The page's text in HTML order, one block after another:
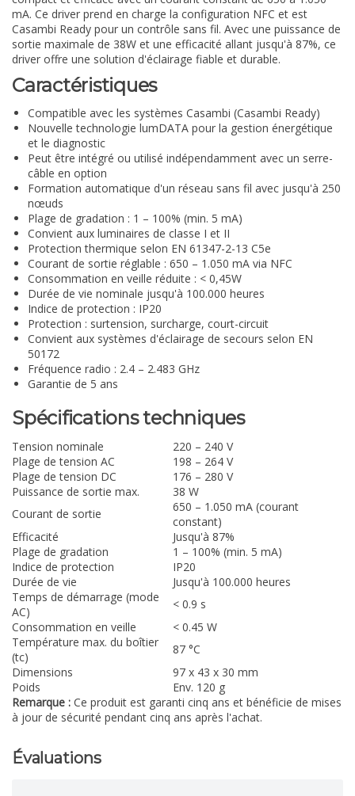
mA. Ce driver prend en charge la configuration NFC et est
Casambi Ready pour un contrôle sans fil. Avec une puissance de
sortie maximale de 38W et une efficacité allant jusqu'à 87%, ce
driver offre une solution d'éclairage fiable et durable.
Caractéristiques
Compatible avec les systèmes Casambi (Casambi Ready)
Nouvelle technologie lumDATA pour la gestion énergétique
et le diagnostic
Peut être intégré ou utilisé indépendamment avec un serre-
câble en option
Formation automatique d'un réseau sans fil avec jusqu'à 250
nœuds
Plage de gradation : 1 – 100% (min. 5 mA)
Convient aux luminaires de classe I et II
Protection thermique selon EN 61347-2-13 C5e
Courant de sortie réglable : 650 – 1.050 mA via NFC
Consommation en veille réduite : < 0,45W
Durée de vie nominale jusqu'à 100.000 heures
Indice de protection : IP20
Protection : surtension, surcharge, court-circuit
Convient aux systèmes d'éclairage de secours selon EN
50172
Fréquence radio : 2.4 – 2.483 GHz
Garantie de 5 ans
Spécifications techniques
Tension nominale
220 – 240 V
Plage de tension AC
198 – 264 V
Plage de tension DC
176 – 280 V
Puissance de sortie max.
38 W
Courant de sortie
650 – 1.050 mA (courant
constant)
Efficacité
Jusqu'à 87%
Plage de gradation
1 – 100% (min. 5 mA)
Indice de protection
IP20
Durée de vie
Jusqu'à 100.000 heures
Temps de démarrage (mode
AC)
< 0.9 s
Consommation en veille
< 0.45 W
Température max. du boîtier
(tc)
87 °C
Dimensions
97 x 43 x 30 mm
Poids
Env. 120 g
Remarque : Ce produit est garanti cinq ans et bénéficie de mises
à jour de sécurité pendant cinq ans après l'achat.
Évaluations